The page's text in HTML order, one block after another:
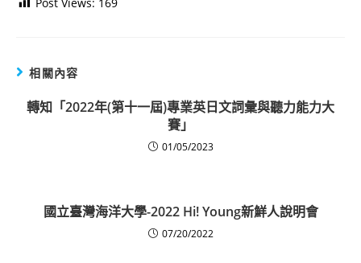
相關內容
轉知「2022年(第十一屆)專業英日文詞彙與聽力能力大
賽」
01/05/2023
國立臺灣海洋大學-2022 Hi! Young新鮮人說明會
07/20/2022